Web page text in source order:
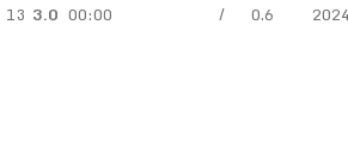
13 3.0 00:00 / 0.6